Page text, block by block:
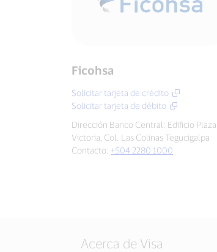
Ficohsa
Solicitar tarjeta de crédito
Solicitar tarjeta de débito
Dirección Banco Central: Edificio Plaza
Victoria, Col. Las Colinas Tegucigalpa
Contacto: +504 2280 1000
Acerca de Visa